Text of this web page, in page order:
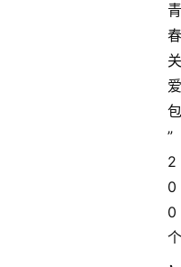
青
春
关
爱
包
”
2
0
0
个
，